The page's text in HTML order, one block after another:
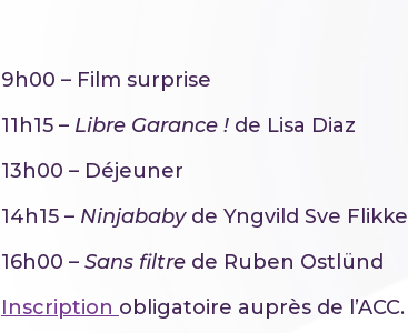
9h00 – Film surprise
11h15 – Libre Garance ! de Lisa Diaz
13h00 – Déjeuner
14h15 – Ninjababy de Yngvild Sve Flikke
16h00 – Sans filtre de Ruben Ostlünd
Inscription obligatoire auprès de l’ACC.